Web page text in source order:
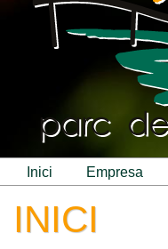
inici empresa
INICI